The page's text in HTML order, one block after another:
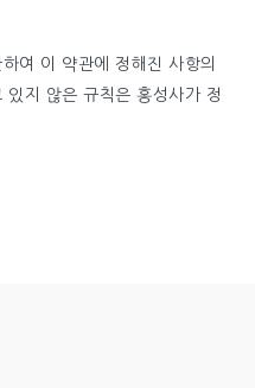
여 이 약관에 정해진 사항의
지 않은 규칙은 홍성사가 정